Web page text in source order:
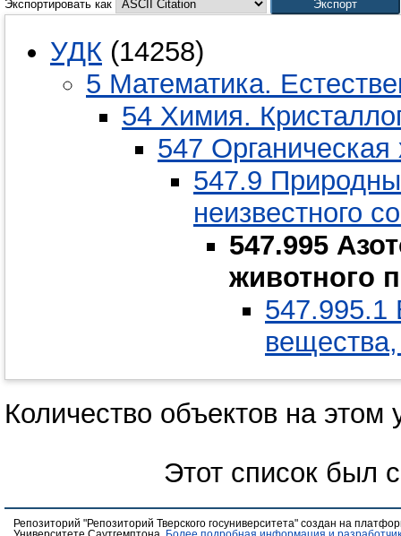
Экспортировать как
УДК (14258)
5 Математика.
54 Химия.
547
547.9
неизвестного
547.995
животного
547.995.1
Количество объектов на этом
Этот список был
Репозиторий "Репозиторий Тверского госуниверситета" создан на
Университете Саутгемптона.
Более подробная информация и